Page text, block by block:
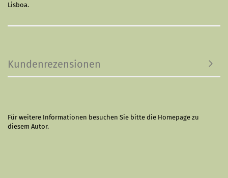
Lisboa.
Kundenrezensionen
Für weitere Informationen besuchen Sie bitte die Homepage zu
diesem Autor.